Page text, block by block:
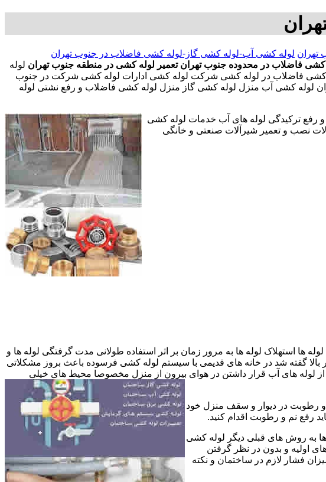
تهران لوله کشی آب-لوله کشی گاز-لوله کشی فاضلاب در جنوب تهران
کشی فاضلاب در محدوده جنوب تهرانتعمیر لوله کشی در منطقه جنوب تهران لوله
کشی فاضلاب در لوله کشی شرکت لوله کشی ادارات لوله کشی شرکت در جنوب
لوله کشی آب منزل لوله کشی گاز منزل لوله کشی فاضلاب و رفع نشتی لوله
و رفع ترکیدگی لوله های آب خدمات لوله کشی
نصب و تعمیر شیرآلات صنعتی و خانگی
ها استهلاک لوله ها به مرور زمان بر اثر استفاده طولانی مدت گرفتگی لوله ها و
گفته شد در خانه های قدیمی با سیستم لوله کشی فرسوده باعث بروز مشکلاتی
لوله های آب قرار داشتن در هوای بیرون از منزل مخصوصا محیط های خیلی
و رطوبت در دیوار و سقف منزل خود
رفع نم و رطوبت اقدام کنید.
به روش های قبلی دیگر لوله کشی
اولیه و بدون در نظر گرفتن
فشار لازم در ساختمان و نکته